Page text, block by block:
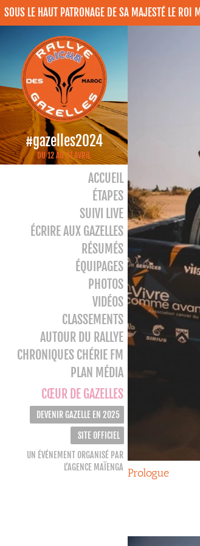
SOUS LE HAUT PATRONAGE DE SA MAJESTÉ LE ROI
#gazelles2024
DU 12 AU 27 AVRIL
ACCUEIL
ÉTAPES
SUIVI LIVE
ÉCRIRE AUX GAZELLES
RÉSUMÉS
ÉQUIPAGES
PHOTOS
VIDÉOS
CLASSEMENTS
AUTOUR DU RALLYE
CHRONIQUES CHÉRIE FM
PLAN MÉDIA
CŒUR DE GAZELLES
DEVENIR GAZELLE EN 2025
SITE OFFICIEL
UN ÉVÉNEMENT ORGANISÉ PAR
L’AGENCE MAÏENGA Prologue